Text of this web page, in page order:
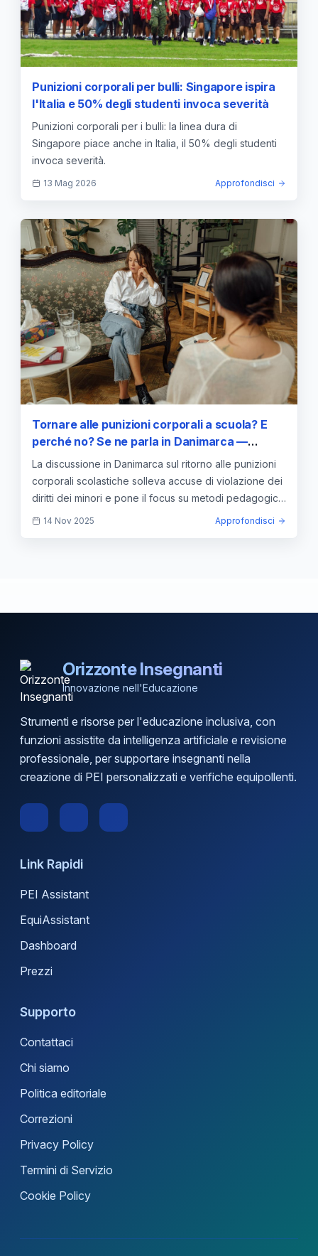
Punizioni corporali per bulli: Singapore ispira
l'Italia e 50% degli studenti invoca severità
Punizioni corporali per i bulli: la linea dura di
Singapore piace anche in Italia, il 50% degli studenti
invoca severità.
13 Mag 2026 Approfondisci
Tornare alle punizioni corporali a scuola? E
perché no? Se ne parla in Danimarca —
approfondimento e guida
La discussione in Danimarca sul ritorno alle punizioni
corporali scolastiche solleva accuse di violazione dei
diritti dei minori e pone il focus su metodi pedagogici
rispettosi.
14 Nov 2025 Approfondisci
Orizzonte Insegnanti
Innovazione nell'Educazione
Strumenti e risorse per l'educazione inclusiva, con
funzioni assistite da intelligenza artificiale e revisione
professionale, per supportare insegnanti nella
creazione di PEI personalizzati e verifiche equipollenti.
Link Rapidi
PEI Assistant
EquiAssistant
Dashboard
Prezzi
Supporto
Contattaci
Chi siamo
Politica editoriale
Correzioni
Privacy Policy
Termini di Servizio
Cookie Policy